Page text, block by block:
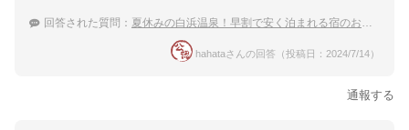
回答された質問： 夏休みの白浜温泉！早割で安く泊まれる宿のおすすめは？
hahataさんの回答（投稿日：2024/7/14）
通報する